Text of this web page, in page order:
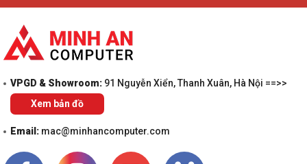
Kiểu Pin 4-cell, 90WHrs
Hệ điều hành (bản
quyền) đi kèm
Rộng x Cao)
35.4 x 25.1 x 2.24 ~ 2.49 cm
VPGD & Showroom: 91 Nguyễn Xiển, Thanh Xuân, Hà Nội ==>>
Xem bản đồ
Email: mac@minhancomputer.com